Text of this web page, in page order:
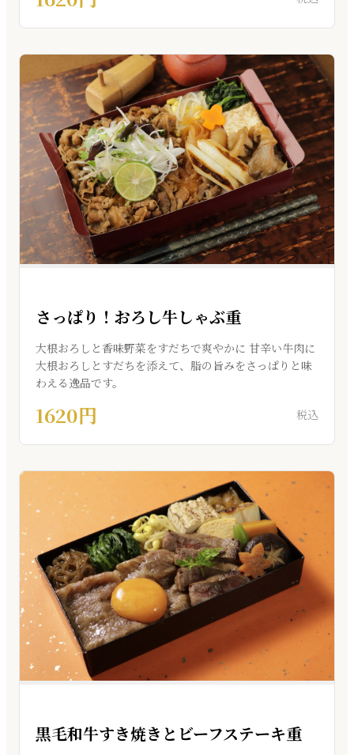
さっぱり！おろし牛しゃぶ重
大根おろしと香味野菜をすだちで爽やかに 甘辛い牛肉に
大根おろしとすだちを添えて、脂の旨みをさっぱりと味
わえる逸品です。
1620円 税込
黒毛和牛すき焼きとビーフステーキ重